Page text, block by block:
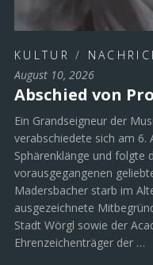
KULTUR /
August 10, 2026
Abschied von
Ein Grandseigneur der
verabschiedete sich am 6.
Sphärenklänge und folgte
vorausgegangenen
Madersbacher starb im
ausgezeichnete
Stadt Wörgl sowie der
Ehrenzeichenträger der …